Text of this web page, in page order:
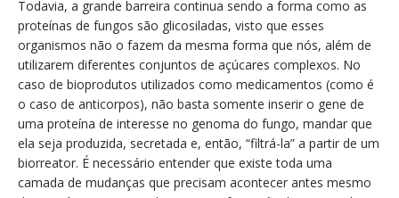
Todavia, a grande barreira continua sendo a forma como as
proteínas de fungos são glicosiladas, visto que esses
organismos não o fazem da mesma forma que nós, além de
utilizarem diferentes conjuntos de açúcares complexos. No
caso de bioprodutos utilizados como medicamentos (como é
o caso de anticorpos), não basta somente inserir o gene de
uma proteína de interesse no genoma do fungo, mandar que
ela seja produzida, secretada e, então, “filtrá-la” a partir de um
biorreator. É necessário entender que existe toda uma
camada de mudanças que precisam acontecer antes mesmo